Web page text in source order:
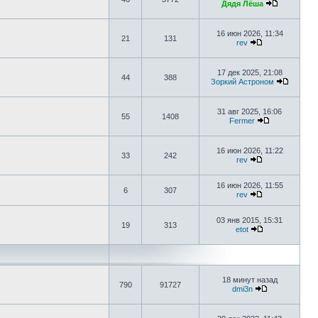
Дядя Лёша
21 131
16 июн 2026, 11:34
rev
44 388
17 дек 2025, 21:08
Зоркий Астроном
55 1408
31 авг 2025, 16:06
Fermer
33 242
16 июн 2026, 11:22
rev
6 307
16 июн 2026, 11:55
rev
19 313
03 янв 2015, 15:31
etot
790 91727
18 минут назад
dmi3n